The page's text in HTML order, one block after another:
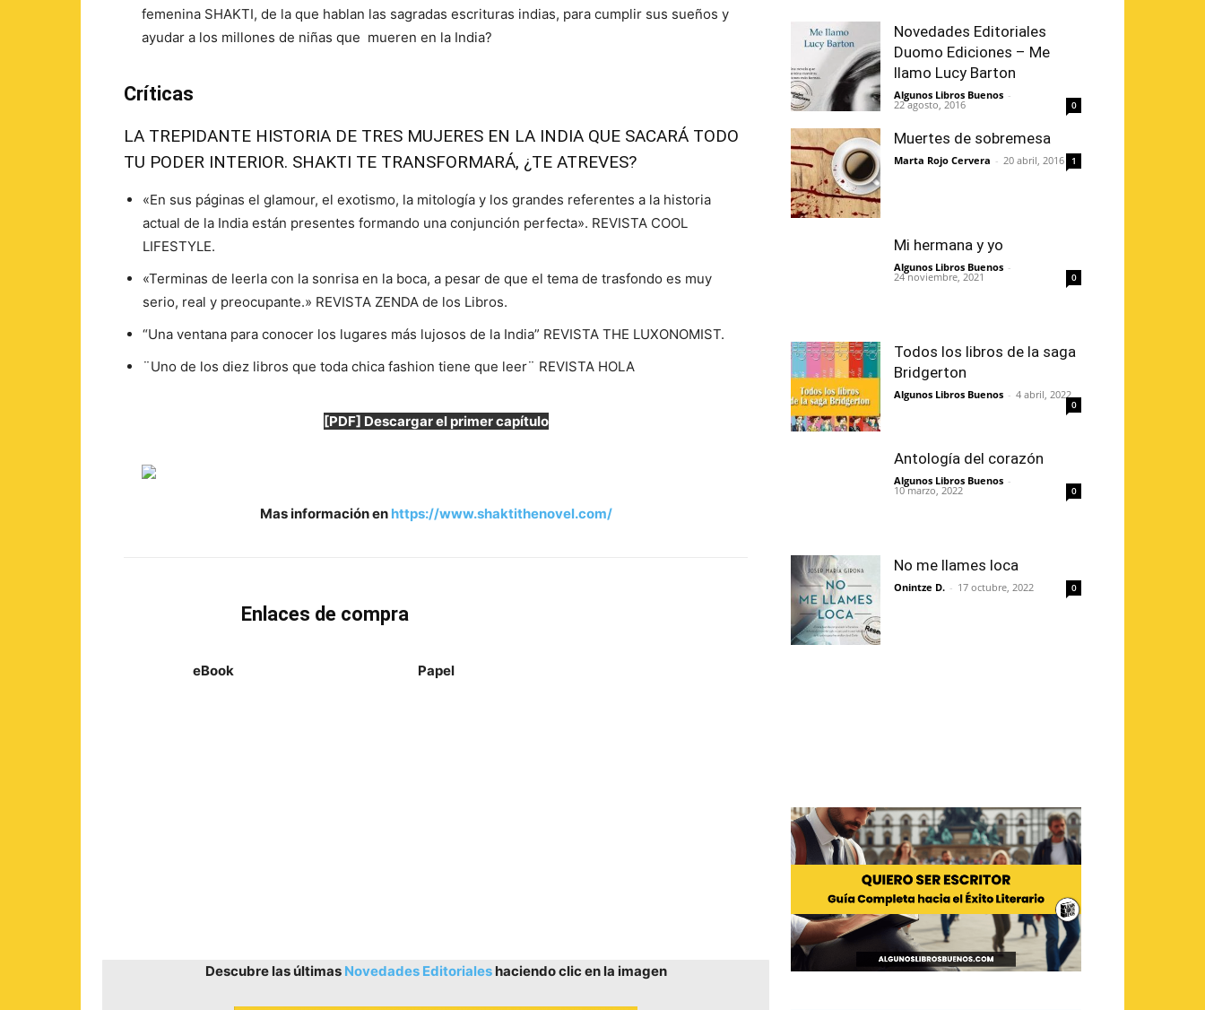
femenina SHAKTI, de la que hablan las sagradas escrituras indias, para cumplir sus sueños y
ayudar a los millones de niñas que mueren en la India?
Críticas
LA TREPIDANTE HISTORIA DE TRES MUJERES EN LA INDIA QUE SACARÁ TODO
TU PODER INTERIOR. SHAKTI TE TRANSFORMARÁ, ¿TE ATREVES?
«En sus páginas el glamour, el exotismo, la mitología y los grandes referentes a la historia
actual de la India están presentes formando una conjunción perfecta». REVISTA COOL
LIFESTYLE.
«Terminas de leerla con la sonrisa en la boca, a pesar de que el tema de trasfondo es muy
serio, real y preocupante.» REVISTA ZENDA de los Libros.
“Una ventana para conocer los lugares más lujosos de la India” REVISTA THE LUXONOMIST.
¨Uno de los diez libros que toda chica fashion tiene que leer¨ REVISTA HOLA
[PDF] Descargar el primer capítulo
Mas información en https://www.shaktithenovel.com/
Enlaces de compra
eBook Papel
Descubre las últimas Novedades Editorialeshaciendo clic en la imagen
Novedades Editoriales
Duomo Ediciones – Me
llamo Lucy Barton
Algunos Libros Buenos -
22 agosto, 2016 0
Muertes de sobremesa
Marta Rojo Cervera - 20 abril, 2016 1
Mi hermana y yo
Algunos Libros Buenos -
24 noviembre, 2021 0
Todos los libros de la saga
Bridgerton
Algunos Libros Buenos - 4 abril, 2022
0
Antología del corazón
Algunos Libros Buenos -
10 marzo, 2022 0
No me llames loca
Onintze D. - 17 octubre, 2022 0